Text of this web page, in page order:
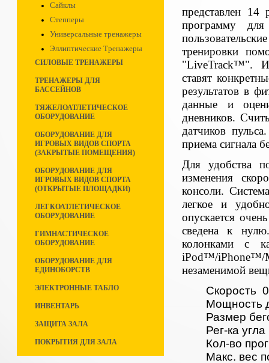
Сайклы
Степперы
Универсальные тренажеры
Эллиптические Тренажеры
СИЛОВЫЕ ТРЕНАЖЕРЫ
ТРЕНАЖЕРЫ ДЛЯ
БАССЕЙНОВ
ТЯЖЕЛОАТЛЕТИЧЕСКОЕ
ОБОРУДОВАНИЕ
ОБОРУДОВАНИЕ ДЛЯ
ИГРОВЫХ ВИДОВ СПОРТА
(ЗАКРЫТЫЕ ПОМЕЩЕНИЯ)
ОБОРУДОВАНИЕ ДЛЯ
ИГРОВЫХ ВИДОВ СПОРТА
(ОТКРЫТЫЕ ПЛОЩАДКИ)
ЛЕГКОАТЛЕТИЧЕСКОЕ
ОБОРУДОВАНИЕ
ГИМНАСТИЧЕСКОЕ
ОБОРУДОВАНИЕ
ОБОРУДОВАНИЕ ДЛЯ
ЕДИНОБОРСТВ
ЭЛЕКТРОННЫЕ ТАБЛО
ИНВЕНТАРЬ
ЗАЩИТА ЗАЛА
ПОКРЫТИЯ ДЛЯ ЗАЛА
представлен 14
программу
тренировки
"LiveTrack™".
ставят
результатов в
данные и
дневников.
датчиков
приема сигнала
Для удобства
изменения
консоли.
легкое и
опускается
сведена к нулю.
колонками с
iPod™/iPhone™/
незаменимой
Скорость
Мощность
Размер
Рег-ка
Кол-во
Макс. вес